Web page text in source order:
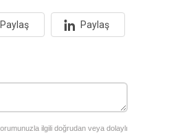
Paylaş Paylaş
ilgili doğrudan veya dolaylı